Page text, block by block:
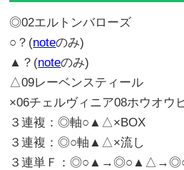
◎02エルトンバローズ
○？(noteのみ)
▲？(noteのみ)
△09レーベンスティール
×06チェルヴィニア08ホウオウ
３連複：◎軸○▲△×BOX
３連複：◎○軸▲△×流し
３連単Ｆ：